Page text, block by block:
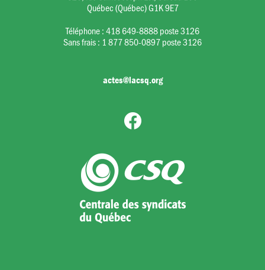
Québec (Québec) G1K 9E7
Téléphone :418 649-8888 poste 3126
Sans frais : 1 877 850-0897 poste 3126
actes@lacsq.org